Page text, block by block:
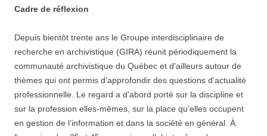
Cadre de réflexion
Depuis bientôt trente ans le Groupe interdisciplinaire de
recherche en archivistique (GIRA) réunit périodiquement la
communauté archivistique du Québec et d’ailleurs autour de
thèmes qui ont permis d’approfondir des questions d’actualité
professionnelle. Le regard a d’abord porté sur la discipline et
sur la profession elles-mêmes, sur la place qu’elles occupent
en gestion de l’information et dans la société en général. À